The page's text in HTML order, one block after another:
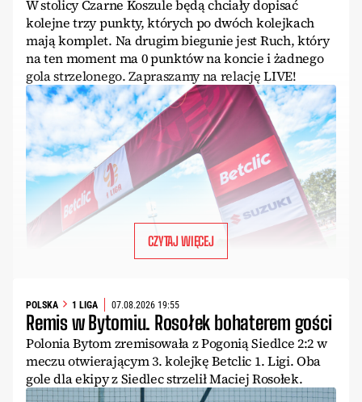
W stolicy Czarne Koszule będą chciały dopisać
kolejne trzy punkty, których po dwóch kolejkach
mają komplet. Na drugim biegunie jest Ruch, który
na ten moment ma 0 punktów na koncie i żadnego
gola strzelonego. Zapraszamy na relację LIVE!
CZYTAJ WIĘCEJ
POLSKA 1 LIGA 07.08.2026 19:55
Remis w Bytomiu. Rosołek bohaterem gości
Polonia Bytom zremisowała z Pogonią Siedlce 2:2 w
meczu otwierającym 3. kolejkę Betclic 1. Ligi. Oba
gole dla ekipy z Siedlec strzelił Maciej Rosołek.